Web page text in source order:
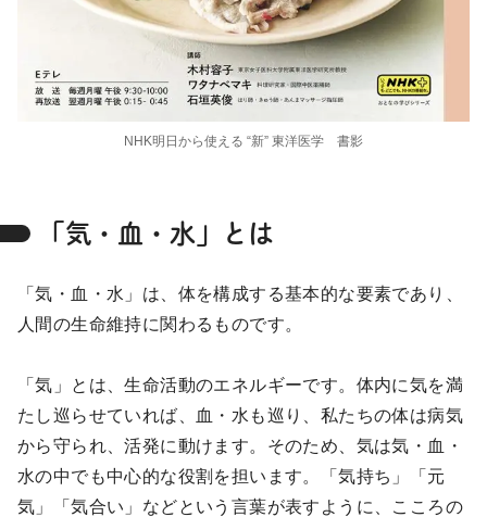
NHK明日から使える “新” 東洋医学 書影
「気・血・水」とは
「気・血・水」は、体を構成する基本的な要素であり、
人間の生命維持に関わるものです。
「気」とは、生命活動のエネルギーです。体内に気を満
たし巡らせていれば、血・水も巡り、私たちの体は病気
から守られ、活発に動けます。そのため、気は気・血・
水の中でも中心的な役割を担います。「気持ち」「元
気」「気合い」などという言葉が表すように、こころの